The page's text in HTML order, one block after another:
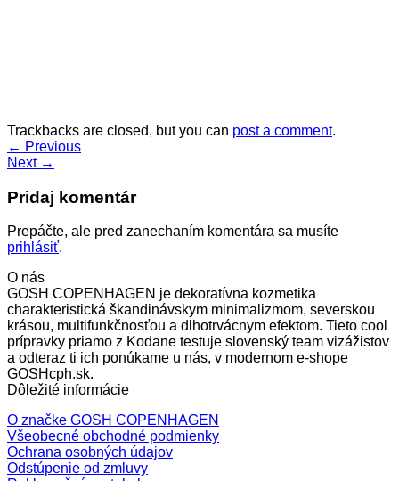
Trackbacks are closed, but you can post a comment.
← Previous
Next →
Pridaj komentár
Prepáčte, ale pred zanechaním komentára sa musíte
prihlásiť.
O nás
GOSH COPENHAGEN je dekoratívna kozmetika
charakteristická škandinávskym minimalizmom, severskou
krásou, multifunkčnosťou a dlhotrvácnym efektom. Tieto cool
prípravky priamo z Kodane testuje slovenský team vizážistov
a odteraz ti ich ponúkame u nás, v modernom e-shope
GOSHcph.sk.
Dôležité informácie
O značke GOSH COPENHAGEN
Všeobecné obchodné podmienky
Ochrana osobných údajov
Odstúpenie od zmluvy